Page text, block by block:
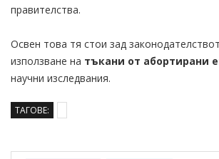
правителства.
Освен това тя стои зад
използване на тъкани от абортирани
научни изследвания.
ТАГОВЕ: